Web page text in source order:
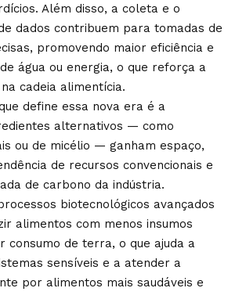
Além disso, a coleta e o
dados contribuem para tomadas de
promovendo maior eficiência e
água ou energia, o que reforça a
cadeia alimentícia.
define essa nova era é a
alternativos — como
ou de micélio — ganham espaço,
de recursos convencionais e
de carbono da indústria.
biotecnológicos avançados
alimentos com menos insumos
consumo de terra, o que ajuda a
sensíveis e a atender a
por alimentos mais saudáveis e